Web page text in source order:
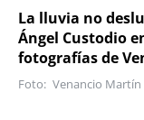
La lluvia no
Ángel Custodio
fotografías de
Venancio Martín